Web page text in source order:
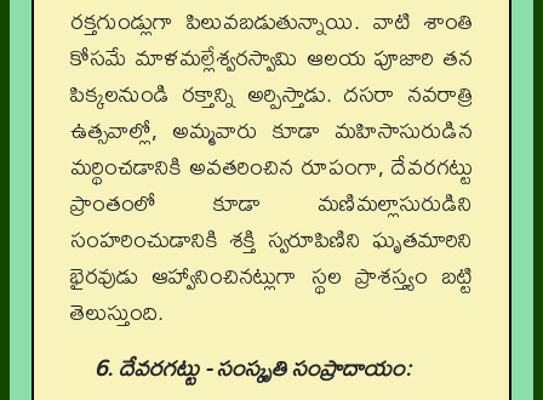
రక్తగుండ్లుగా పిలువబడుతున్నాయి. వాటి శాంతి
కోసమే మాళమల్లేశ్వరస్వామి ఆలయ పూజారి తన
పిక్కలనుండి రక్తాన్ని అర్పిస్తాడు. దసరా నవరాత్రి
ఉత్సవాల్లో, అమ్మవారు కూడా మహిసాసురుడిన
మర్థించడానికి అవతరించిన రూపంగా, దేవరగట్టు
ప్రాంతంలో కూడా మణిమల్లాసురుడిని
సంహరించుడానికి శక్తి స్వరూపిణిని ఘృతమారిని
భైరవుడు ఆహ్వానించినట్లుగా స్థల ప్రాశస్త్యం బట్టి
తెలుస్తుంది.
6. దేవరగట్టు - సంస్కృతి సంప్రాదాయం: